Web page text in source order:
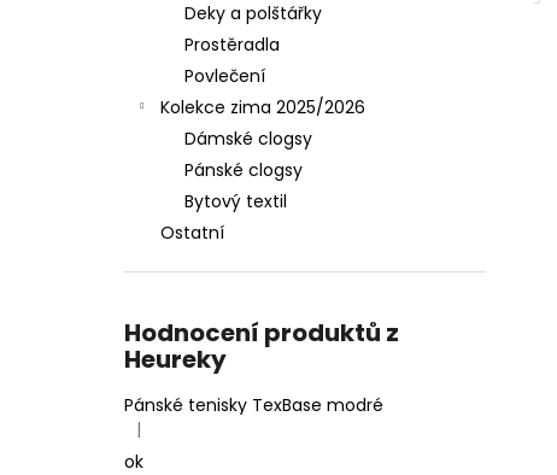
Deky a polštářky
Prostěradla
Povlečení
Kolekce zima 2025/2026
Dámské clogsy
Pánské clogsy
Bytový textil
Ostatní
Hodnocení produktů z
Heureky
Pánské tenisky TexBase modré
Hodnocení produktu je 5 z 5 hvězdiček.
|
ok